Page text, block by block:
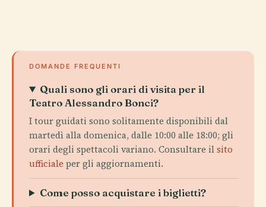
DOMANDE FREQUENTI
Quali sono gli orari di visita per il
Teatro Alessandro Bonci?
I tour guidati sono solitamente disponibili dal
martedì alla domenica, dalle 10:00 alle 18:00; gli
orari degli spettacoli variano. Consultare ilsito
ufficiale per gli aggiornamenti.
Come posso acquistare i biglietti?